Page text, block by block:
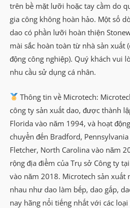
trên bề mặt lưỡi hoặc tay cầm do
gia công không hoàn hảo. Một số
dao có phần lưỡi hoàn thiện
mài sắc hoàn toàn từ nhà sản xuất
động công nghiệp). Quý khách vui
nhu cầu sử dụng cá nhân.
Thông tin về Microtech:
công ty sản xuất dao, được thành
Florida vào năm 1994, và hoạt
chuyển đến Bradford,
Fletcher, North Carolina vào năm
rộng địa điểm của Trụ sở Công ty
vào năm 2018. Microtech sản xuất
nhau như dao làm bếp, dao gấp,
nay hãng nổi tiếng nhất với các